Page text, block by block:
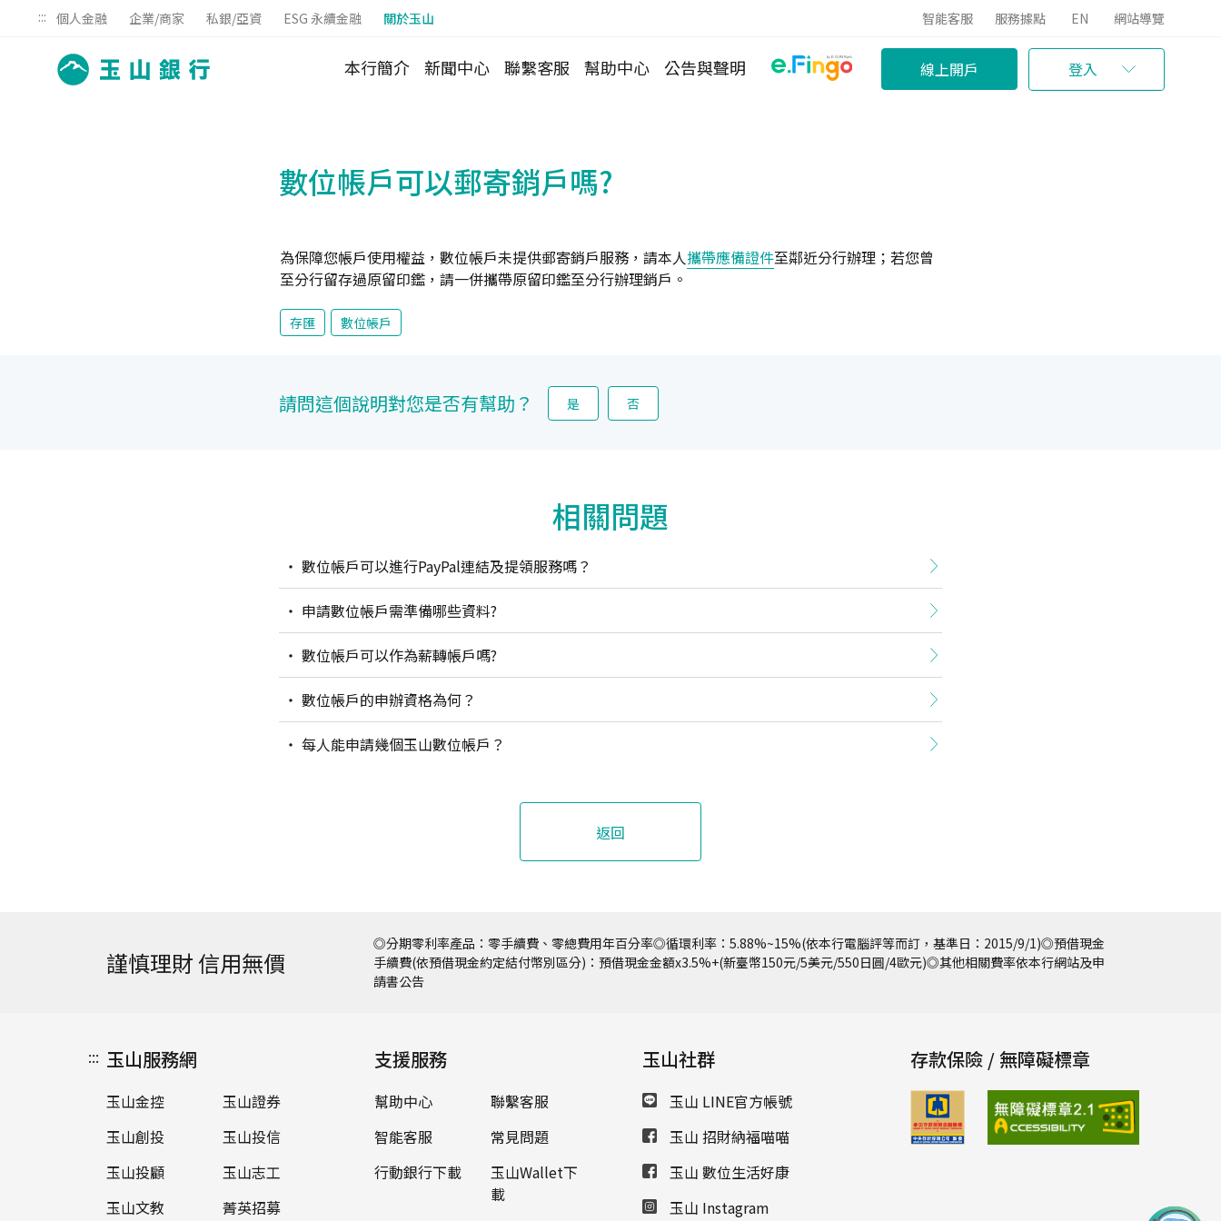
::: 個人金融 企業/商家 私銀/亞資 ESG 永續金融 關於玉山 智能客服 服務據點 EN 網站導覽
本行簡介 新聞中心 聯繫客服 幫助中心 公告與聲明 線上開戶 登入
數位帳戶可以郵寄銷戶嗎?
為保障您帳戶使用權益，數位帳戶未提供郵寄銷戶服務，請本人攜帶應備證件至鄰近分行辦理；若您曾
至分行留存過原留印鑑，請一併攜帶原留印鑑至分行辦理銷戶。
存匯 數位帳戶
請問這個說明對您是否有幫助？ 是 否
相關問題
數位帳戶可以進行PayPal連結及提領服務嗎？
申請數位帳戶需準備哪些資料?
數位帳戶可以作為薪轉帳戶嗎?
數位帳戶的申辦資格為何？
每人能申請幾個玉山數位帳戶？
返回
謹慎理財 信用無價
◎分期零利率產品：零手續費、零總費用年百分率◎循環利率：5.88%~15%(依本行電腦評等而訂，基準日：2015/9/1)◎預借現金
手續費(依預借現金約定結付幣別區分)：預借現金金額x3.5%+(新臺幣150元/5美元/550日圓/4歐元)◎其他相關費率依本行網站及申
請書公告
::: 玉山服務網
玉山金控
玉山證券
玉山創投
玉山投信
玉山投顧
玉山志工
玉山文教
菁英招募
支援服務
幫助中心
聯繫客服
智能客服
常見問題
行動銀行下載
玉山Wallet下
載
玉山社群
玉山 LINE官方帳號
玉山 招財納福喵喵
玉山 數位生活好康
玉山 Instagram
存款保險 / 無障礙標章